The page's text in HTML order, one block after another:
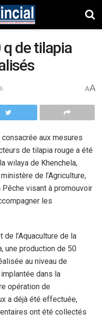
q de tilapia
AA
aux mesures
de tilapia rouge a été
wilaya de Khenchela,
de l’Agriculture,
visant à promouvoir
les
l’Aquaculture de la
une production de 50
au niveau de
dans la
opération de
a déjà été effectuée,
ont été collectés